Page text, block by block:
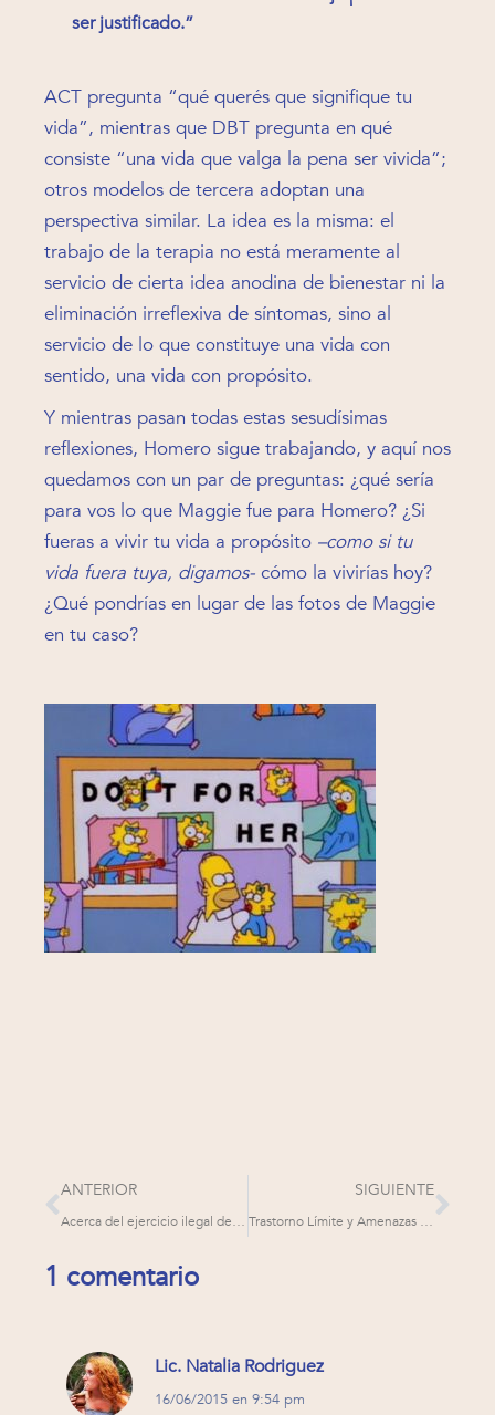
ser justificado.”
ACT pregunta “qué querés que signifique tu
vida”, mientras que DBT pregunta en qué
consiste “una vida que valga la pena ser vivida”;
otros modelos de tercera adoptan una
perspectiva similar. La idea es la misma: el
trabajo de la terapia no está meramente al
servicio de cierta idea anodina de bienestar ni la
eliminación irreflexiva de síntomas, sino al
servicio de lo que constituye una vida con
sentido, una vida con propósito.
Y mientras pasan todas estas sesudísimas
reflexiones, Homero sigue trabajando, y aquí nos
quedamos con un par de preguntas: ¿qué sería
para vos lo que Maggie fue para Homero? ¿Si
fueras a vivir tu vida a propósito –como si tu
vida fuera tuya, digamos- cómo la vivirías hoy?
¿Qué pondrías en lugar de las fotos de Maggie
en tu caso?
ANTERIOR
Acerca del ejercicio ilegal de la psicología
SIGUIENTE
Trastorno Límite y Amenazas Suicidas: derribando el mito de la manipulación
1 comentario
Lic. Natalia Rodriguez
dice:
16/06/2015 en 9:54 pm